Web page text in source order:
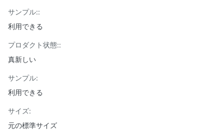
サンプル::
利用できる
プロダクト状態::
真新しい
サンプル:
利用できる
サイズ:
元の標準サイズ